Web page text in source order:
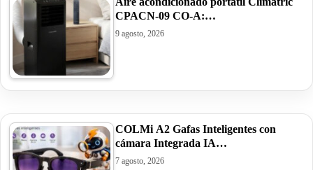
CPACN-09 CO-A:…
9 agosto, 2026
COLMi A2 Gafas Inteligentes con
cámara Integrada IA…
7 agosto, 2026